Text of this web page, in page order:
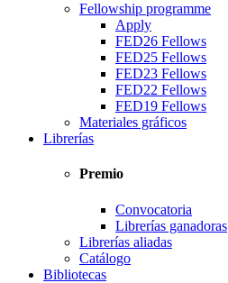
Fellowship programme
Apply
FED26 Fellows
FED25 Fellows
FED23 Fellows
FED22 Fellows
FED19 Fellows
Materiales gráficos
Librerías
Premio
Convocatoria
Librerías ganadoras
Librerías aliadas
Catálogo
Bibliotecas